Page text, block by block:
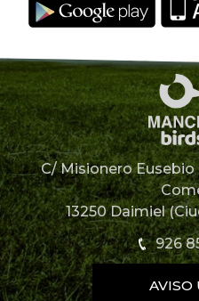
C/ Misionero
13250 Daimiel
926
926
AVISO